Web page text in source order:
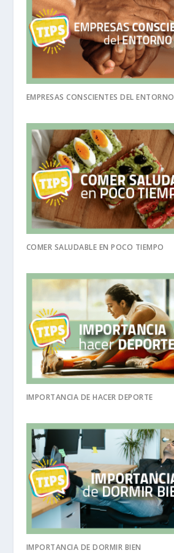
EMPRESAS CONSCIENTES DEL ENTORNO
COMER SALUDABLE EN POCO TIEMPO
IMPORTANCIA DE HACER DEPORTE
IMPORTANCIA DE DORMIR BIEN